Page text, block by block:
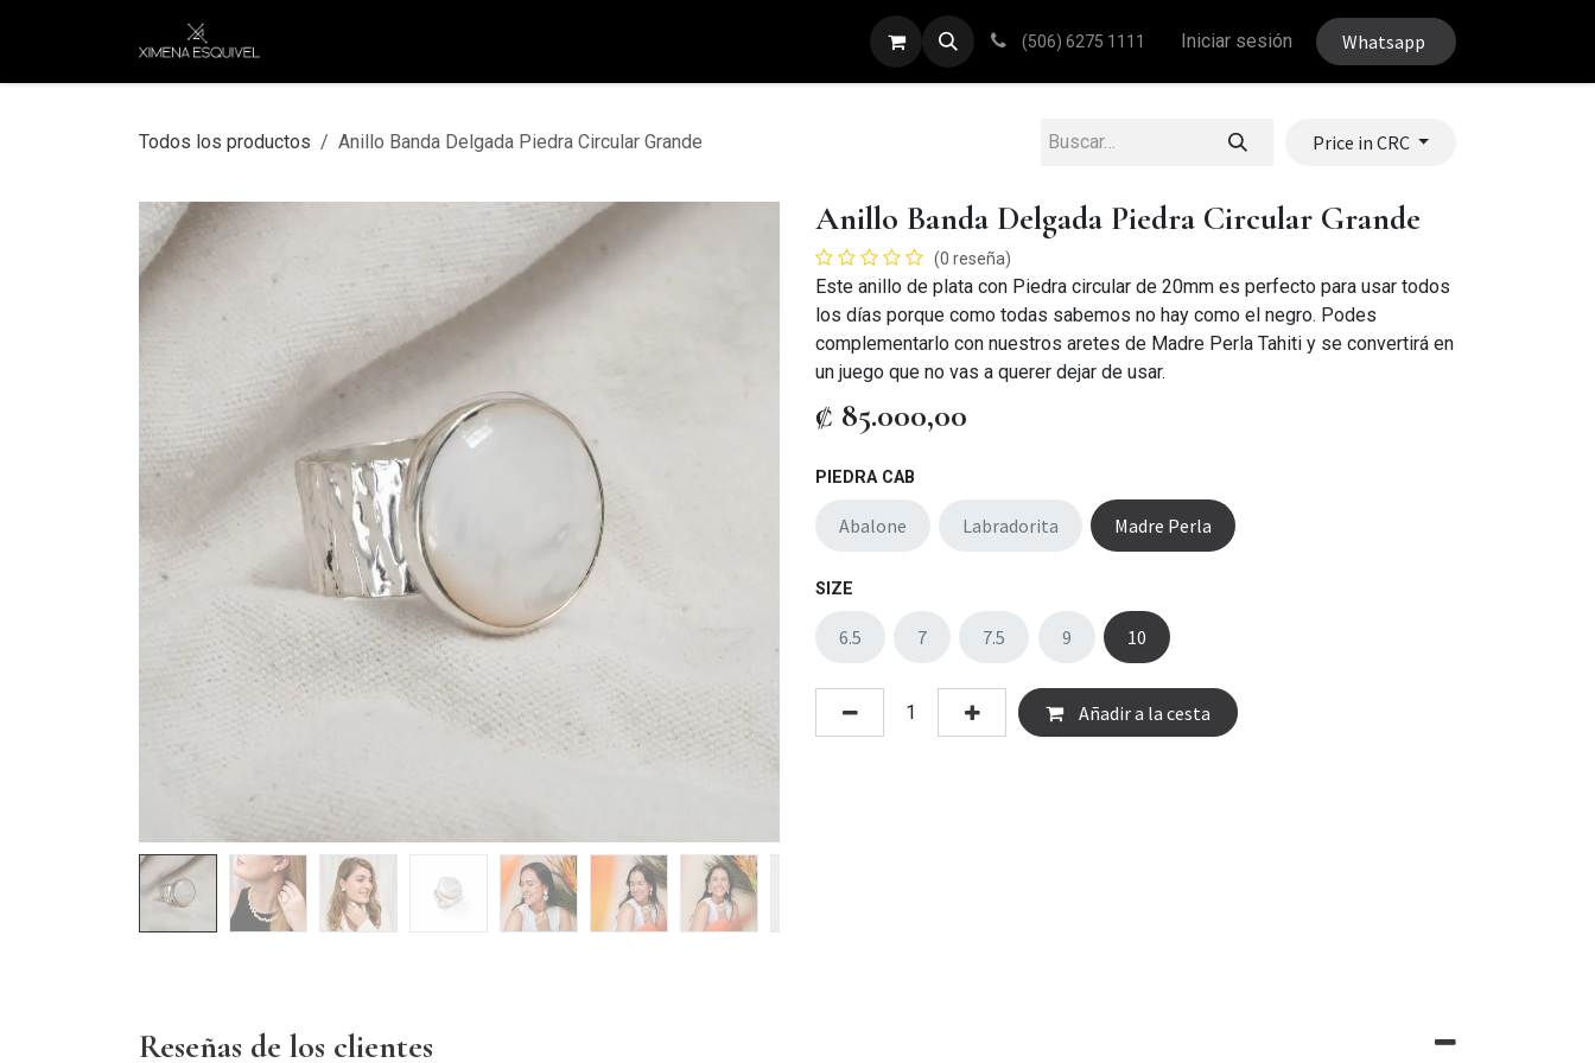
PULSERAS (506) 6275 1111 Iniciar sesión Whatsapp
Todos los productos Anillo Banda Delgada Piedra Circular Grande Price in CRC
Anillo Banda Delgada Piedra Circular Grande
(0 reseña)
Este anillo de plata con Piedra circular de 20mm es perfecto para usar todos
los días porque como todas sabemos no hay como el negro. Podes
complementarlo con nuestros aretes de Madre Perla Tahiti y se convertirá en
un juego que no vas a querer dejar de usar.
₡ 85.000,00
PIEDRA CAB
Abalone Labradorita Madre Perla
SIZE
6.5 7 7.5 9 10
Añadir a la cesta
Reseñas de los clientes